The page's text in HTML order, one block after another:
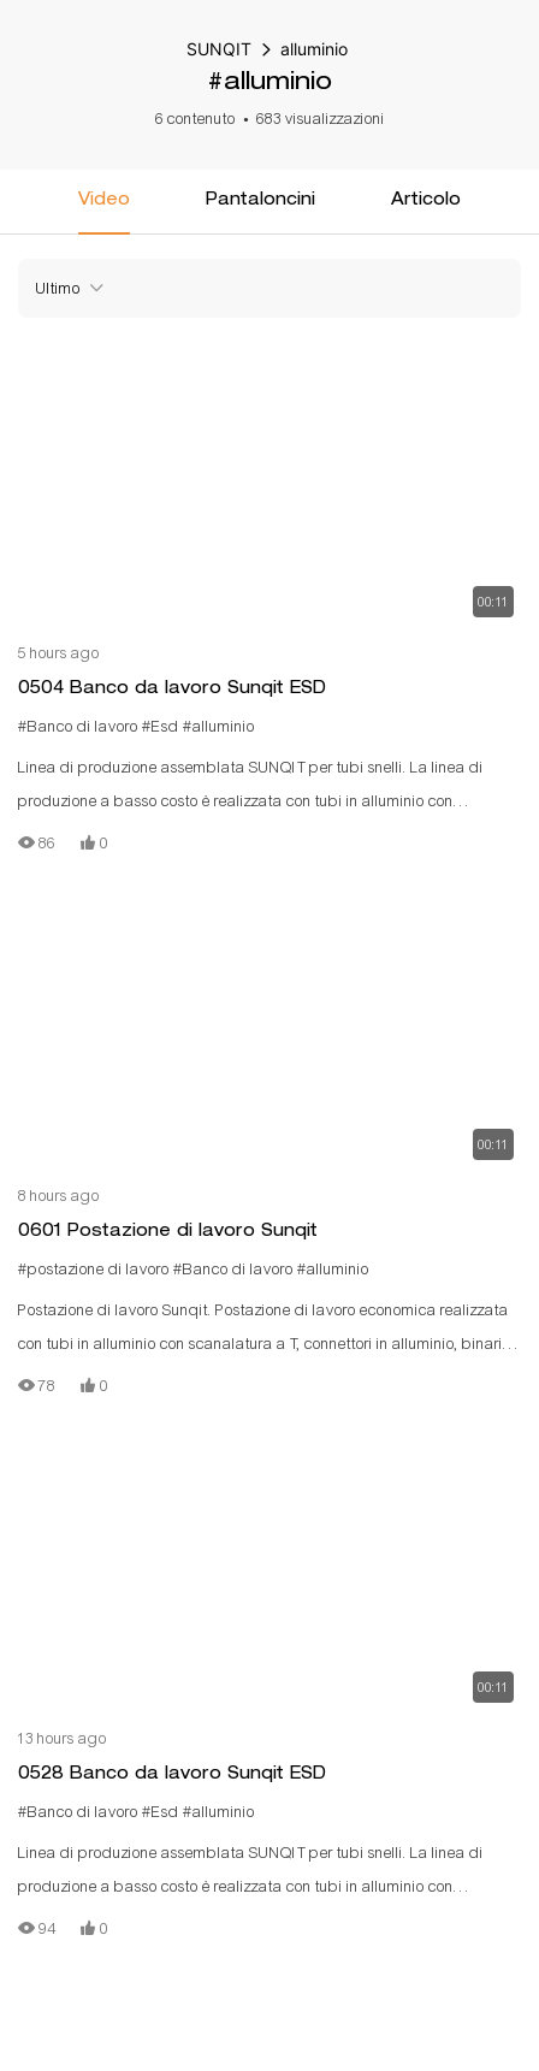
SUNQIT alluminio
#alluminio
6 contenuto 683 visualizzazioni
Video Pantaloncini Articolo
Ultimo
00:11
5 hours ago
0504 Banco da lavoro Sunqit ESD
#Banco di lavoro #Esd #alluminio
Linea di produzione assemblata SUNQIT per tubi snelli. La linea di
produzione a basso costo è realizzata con tubi in alluminio con
scanalatura a T, connettori in alluminio, guide a rulli in acciaio e pannelli
86 0
00:11
8 hours ago
0601 Postazione di lavoro Sunqit
#postazione di lavoro #Banco di lavoro #alluminio
Postazione di lavoro Sunqit. Postazione di lavoro economica realizzata
con tubi in alluminio con scanalatura a T, connettori in alluminio, binari a
rulli in acciaio e pannelli in legno.
78 0
00:11
13 hours ago
0528 Banco da lavoro Sunqit ESD
#Banco di lavoro #Esd #alluminio
Linea di produzione assemblata SUNQIT per tubi snelli. La linea di
produzione a basso costo è realizzata con tubi in alluminio con
scanalatura a T, connettori in alluminio, guide a rulli in acciaio e pannelli
94 0